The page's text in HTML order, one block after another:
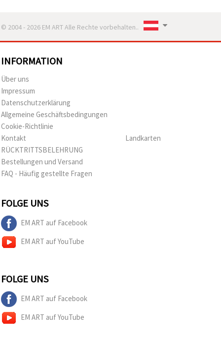
© 2004 - 2026 EM ART Alle Rechte vorbehalten..
INFORMATION
Über uns
Impressum
Datenschutzerklärung
Allgemeine Geschäftsbedingungen
Cookie-Richtlinie
Kontakt
RÜCKTRITTSBELEHRUNG
Bestellungen und Versand
FAQ - Häufig gestellte Fragen
Landkarten
FOLGE UNS
EM ART auf Facebook
EM ART auf YouTube
FOLGE UNS
EM ART auf Facebook
EM ART auf YouTube